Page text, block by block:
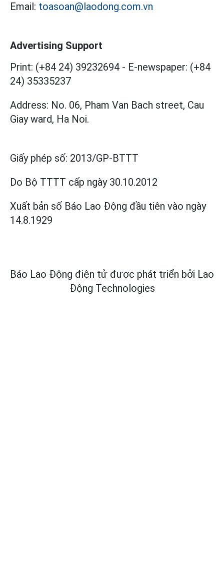
Email: toasoan@laodong.com.vn
Advertising Support
Print: (+84 24) 39232694 - E-newspaper: (+84
24) 35335237
Address: No. 06, Pham Van Bach street, Cau
Giay ward, Ha Noi.
Giấy phép số: 2013/GP-BTTT
Do Bộ TTTT cấp ngày 30.10.2012
Xuất bản số Báo Lao Động đầu tiên vào ngày
14.8.1929
Báo Lao Động điện tử được phát triển bởi Lao
Động Technologies